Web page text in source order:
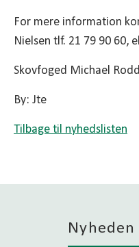
For mere information
Nielsen tlf. 21 79 90 60,
Skovfoged Michael
By: Jte
Tilbage til nyhedslisten